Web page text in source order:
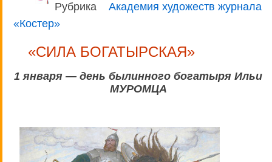
Рубрика Академия художеств журнала
«Костер»
«СИЛА БОГАТЫРСКАЯ»
1 января — день былинного богатыря Ильи
МУРОМЦА